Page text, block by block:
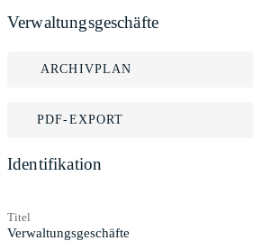
Verwaltungsgeschäfte
ARCHIVPLAN
PDF-EXPORT
Identifikation
Titel
Verwaltungsgeschäfte